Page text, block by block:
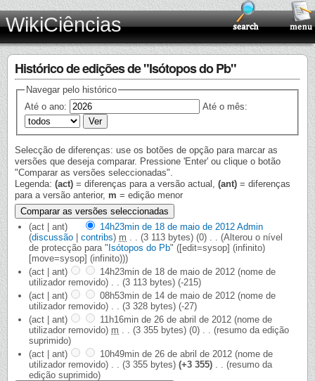
WikiCiências
Histórico de edições de "Isótopos do Pb"
Navegar pelo histórico
Até o ano:
Até o mês:
Selecção de diferenças: use os botões de opção para marcar as
versões que deseja comparar. Pressione 'Enter' ou clique o botão
"Comparar as versões seleccionadas".
Legenda: (act) = diferenças para a versão actual, (ant) = diferenças
para a versão anterior, m = edição menor
(act | ant) 14h23min de 18 de maio de 2012 Admin
(discussão | contribs) m (3 113 bytes) (0)
(Alterou o nível
de protecção para "Isótopos do Pb" ([edit=sysop] (infinito)
[move=sysop] (infinito)))
(act | ant)
14h23min de 18 de maio de 2012 (nome de
utilizador removido)
(3 113 bytes) (-215)
(act | ant)
08h53min de 14 de maio de 2012 (nome de
utilizador removido)
(3 328 bytes) (-27)
(act | ant)
11h16min de 26 de abril de 2012 (nome de
utilizador removido) m (3 355 bytes) (0)
(resumo da edição
suprimido)
(act | ant)
10h49min de 26 de abril de 2012 (nome de
utilizador removido)
(3 355 bytes) (+3 355)
(resumo da
edição suprimido)